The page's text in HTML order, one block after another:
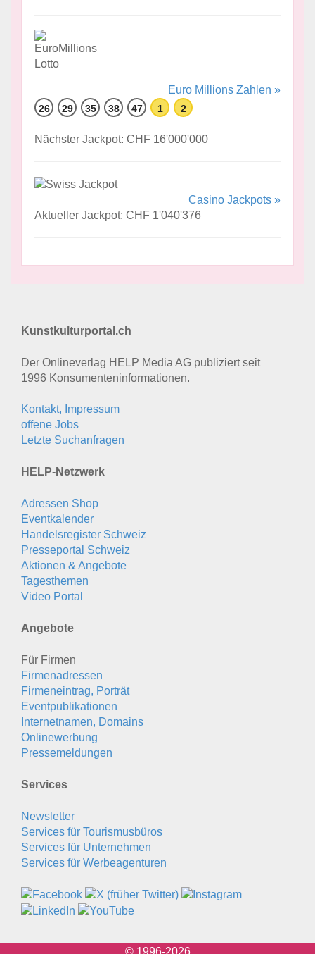
Euro Millions Zahlen »
26 29 35 38 47 1 2
Nächster Jackpot: CHF 16'000'000
Casino Jackpots »
Aktueller Jackpot: CHF 1'040'376
Kunstkulturportal.ch
Der Onlineverlag HELP Media AG publiziert seit
1996 Konsumenten­informationen.
Kontakt, Impressum
offene Jobs
Letzte Suchanfragen
HELP-Netzwerk
Adressen Shop
Eventkalender
Handelsregister Schweiz
Presseportal Schweiz
Aktionen & Angebote
Tagesthemen
Video Portal
Angebote
Für Firmen
Firmenadressen
Firmeneintrag, Porträt
Eventpublikationen
Internetnamen, Domains
Onlinewerbung
Pressemeldungen
Services
Newsletter
Services für Tourismusbüros
Services für Unternehmen
Services für Werbeagenturen
© 1996-2026